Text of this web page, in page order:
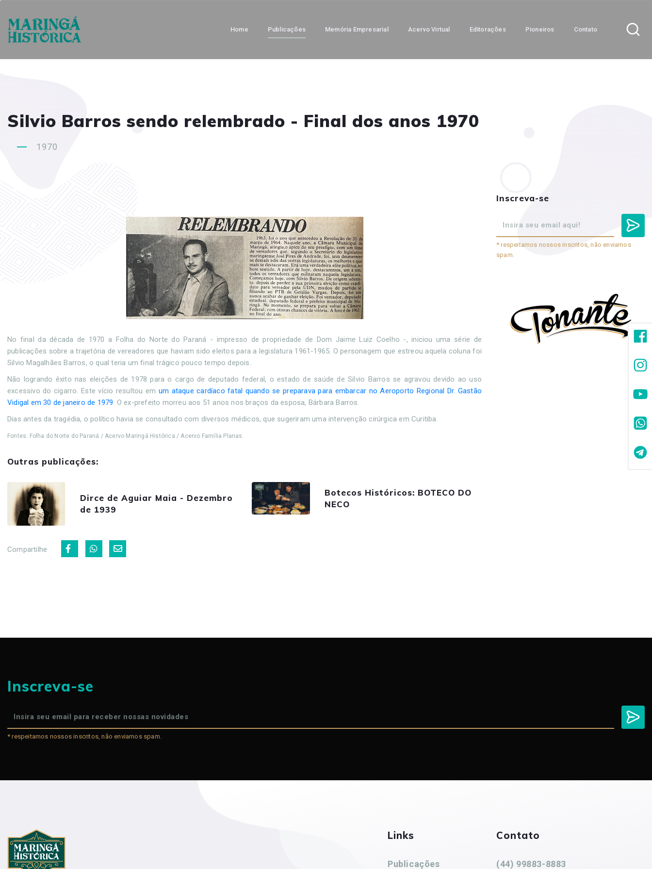
Home Publicações Memória Empresarial Acervo Virtual Editorações Pioneiros Contato
Silvio Barros sendo relembrado - Final dos anos 1970
1970
No final da década de 1970 a Folha do Norte do Paraná - impresso de propriedade de Dom Jaime Luiz Coelho -, iniciou uma série de
publicações sobre a trajetória de vereadores que haviam sido eleitos para a legislatura 1961-1965. O personagem que estreou aquela coluna foi
Silvio Magalhães Barros, o qual teria um final trágico pouco tempo depois.
Não logrando êxito nas eleições de 1978 para o cargo de deputado federal, o estado de saúde de Silvio Barros se agravou devido ao uso
excessivo do cigarro. Este vício resultou em um ataque cardíaco fatal quando se preparava para embarcar no Aeroporto Regional Dr. Gastão
Vidigal em 30 de janeiro de 1979. O ex-prefeito morreu aos 51 anos nos braços da esposa, Bárbara Barros.
Dias antes da tragédia, o político havia se consultado com diversos médicos, que sugeriram uma intervenção cirúrgica em Curitiba.
Fontes: Folha do Norte do Paraná / Acervo Maringá Histórica / Acervo Família Planas.
Outras publicações:
Dirce de Aguiar Maia - Dezembro
de 1939
Botecos Históricos: BOTECO DO
NECO
Compartilhe
Inscreva-se
* respeitamos nossos inscritos, não enviamos
spam.
Inscreva-se
* respeitamos nossos inscritos, não enviamos spam.
Links
Publicações
Contato
(44) 99883-8883